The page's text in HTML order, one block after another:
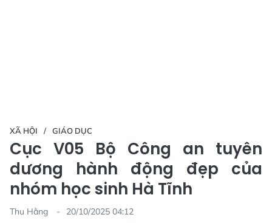
XÃ HỘI GIÁO DỤC
Cục V05 Bộ Công an tuyên
dương hành động đẹp của
nhóm học sinh Hà Tĩnh
Thu Hằng
20/10/2025 04:12